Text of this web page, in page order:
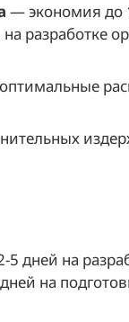
— экономия до
разработке
дней на
на